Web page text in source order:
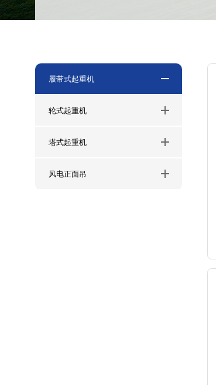
履带式起重机
轮式起重机
塔式起重机
风电正面吊